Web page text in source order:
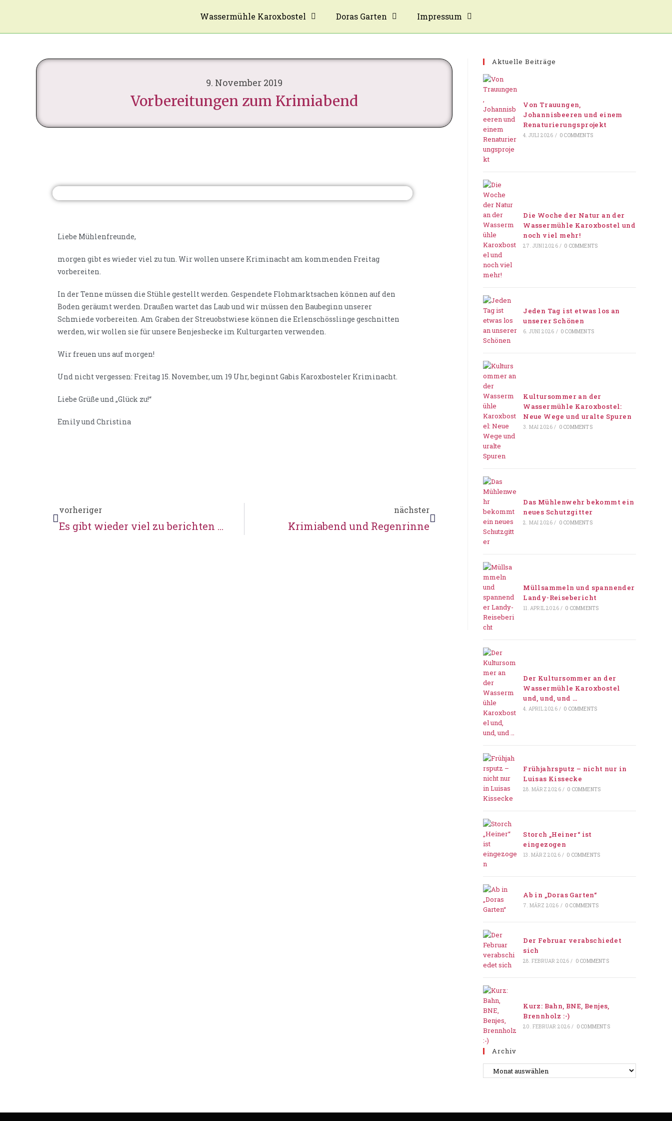
Wassermühle Karoxbostel Doras Garten Impressum
9. November 2019
Vorbereitungen zum Krimiabend
Liebe Mühlenfreunde,
morgen gibt es wieder viel zu tun. Wir wollen unsere Kriminacht am kommenden Freitag
vorbereiten.
In der Tenne müssen die Stühle gestellt werden. Gespendete Flohmarktsachen können auf den
Boden geräumt werden. Draußen wartet das Laub und wir müssen den Baubeginn unserer
Schmiede vorbereiten. Am Graben der Streuobstwiese können die Erlenschösslinge geschnitten
werden, wir wollen sie für unsere Benjeshecke im Kulturgarten verwenden.
Wir freuen uns auf morgen!
Und nicht vergessen: Freitag 15. November, um 19 Uhr, beginnt Gabis Karoxbosteler Kriminacht.
Liebe Grüße und „Glück zu!“
Emily und Christina
vorheriger
Es gibt wieder viel zu berichten …
nächster
Krimiabend und Regenrinne
Aktuelle Beiträge
Von Trauungen,
Johannisbeeren und einem
Renaturierungsprojekt
4. JULI 2026 / 0 COMMENTS
Die Woche der Natur an der
Wassermühle Karoxbostel und
noch viel mehr!
27. JUNI 2026 / 0 COMMENTS
Jeden Tag ist etwas los an
unserer Schönen
6. JUNI 2026 / 0 COMMENTS
Kultursommer an der
Wassermühle Karoxbostel:
Neue Wege und uralte Spuren
3. MAI 2026 / 0 COMMENTS
Das Mühlenwehr bekommt ein
neues Schutzgitter
2. MAI 2026 / 0 COMMENTS
Müllsammeln und spannender
Landy-Reisebericht
11. APRIL 2026 / 0 COMMENTS
Der Kultursommer an der
Wassermühle Karoxbostel
und, und, und …
4. APRIL 2026 / 0 COMMENTS
Frühjahrsputz – nicht nur in
Luisas Kissecke
28. MÄRZ 2026 / 0 COMMENTS
Storch „Heiner“ ist
eingezogen
13. MÄRZ 2026 / 0 COMMENTS
Ab in „Doras Garten“
7. MÄRZ 2026 / 0 COMMENTS
Der Februar verabschiedet
sich
28. FEBRUAR 2026 / 0 COMMENTS
Kurz: Bahn, BNE, Benjes,
Brennholz :-)
20. FEBRUAR 2026 / 0 COMMENTS
Archiv